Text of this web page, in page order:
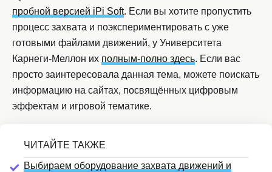
пробной версией iPi Soft. Если вы хотите пропустить
процесс захвата и поэкспериментировать с уже
готовыми файлами движений, у Университета
Карнеги-Меллон их полным-полно здесь. Если вас
просто заинтересовала данная тема, можете поискать
информацию на сайтах, посвящённых цифровым
эффектам и игровой тематике.
Выбираем оборудование захвата движений и